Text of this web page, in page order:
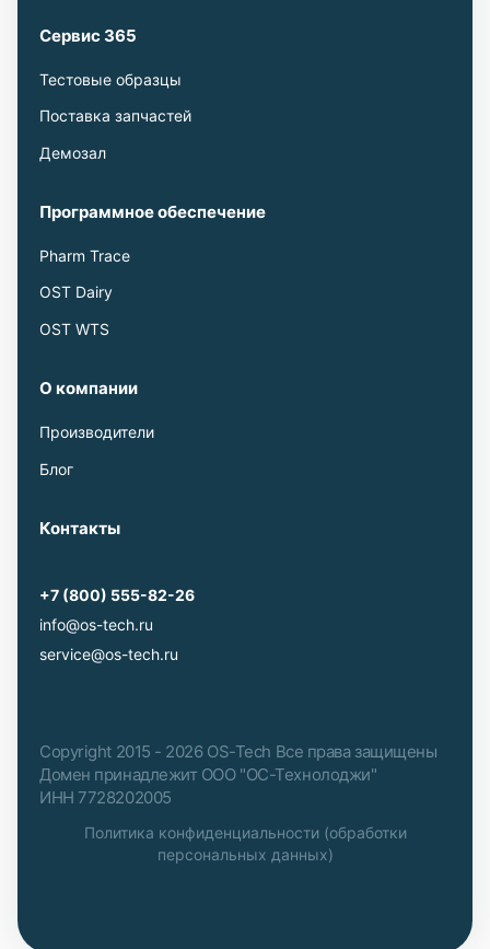
Сервис 365
Тестовые образцы
Поставка запчастей
Демозал
Программное обеспечение
Pharm Trace
OST Dairy
OST WTS
О компании
Производители
Блог
Контакты
+7 (800) 555-82-26
info@os-tech.ru
service@os-tech.ru
Copyright 2015 - 2026 OS-Tech Все права защищены
Домен принадлежит ООО "ОС-Технолоджи"
ИНН 7728202005
Политика конфиденциальности (обработки
персональных данных)